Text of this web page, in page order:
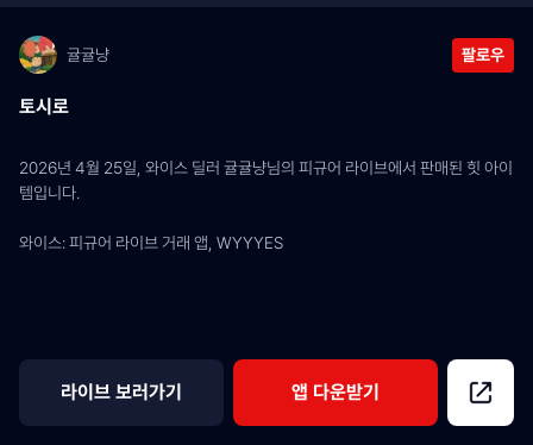
귤귤냥 팔로우
토시로
2026년 4월 25일, 와이스 딜러 귤귤냥님의 피규어 라이브에서 판매된 힛 아이
템입니다.
와이스: 피규어 라이브 거래 앱, WYYYES
라이브 보러가기 앱 다운받기